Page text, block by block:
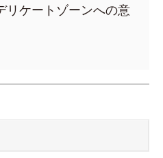
リケートゾーンへの意